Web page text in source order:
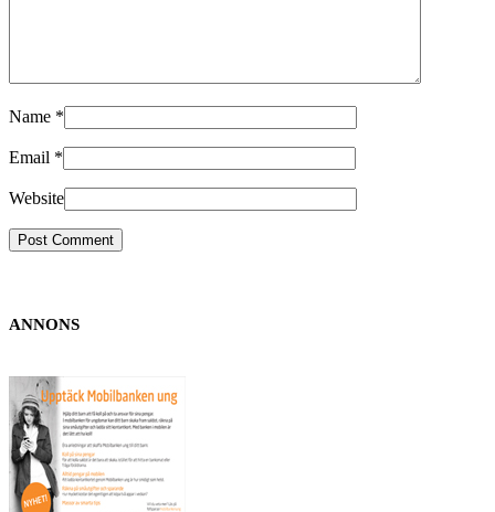
Name *
Email *
Website
ANNONS